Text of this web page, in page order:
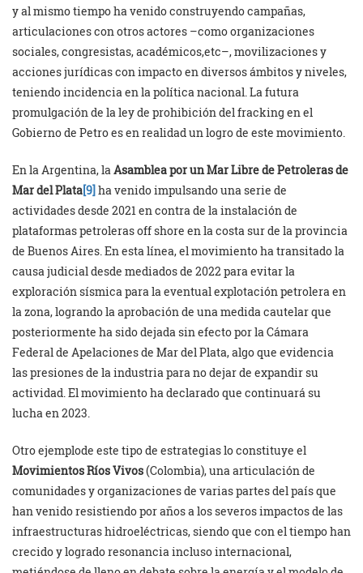
y al mismo tiempo ha venido construyendo campañas,
articulaciones con otros actores –como organizaciones
sociales, congresistas, académicos,etc–, movilizaciones y
acciones jurídicas con impacto en diversos ámbitos y niveles,
teniendo incidencia en la política nacional. La futura
promulgación de la ley de prohibición del fracking en el
Gobierno de Petro es en realidad un logro de este movimiento.
En la Argentina, laAsamblea por un Mar Libre de Petroleras de
Mar del Plata[9] ha venido impulsando una serie de
actividades desde 2021 en contra de la instalación de
plataformas petroleras off shore en la costa sur de la provincia
de Buenos Aires. En esta línea, el movimiento ha transitado la
causa judicial desde mediados de 2022 para evitar la
exploración sísmica para la eventual explotación petrolera en
la zona, logrando la aprobación de una medida cautelar que
posteriormente ha sido dejada sin efecto por la Cámara
Federal de Apelaciones de Mar del Plata, algo que evidencia
las presiones de la industria para no dejar de expandir su
actividad. El movimiento ha declarado que continuará su
lucha en 2023.
Otro ejemplode este tipo de estrategias lo constituye el
Movimientos Ríos Vivos(Colombia), una articulación de
comunidades y organizaciones de varias partes del país que
han venido resistiendo por años a los severos impactos de las
infraestructuras hidroeléctricas, siendo que con el tiempo han
crecido y logrado resonancia incluso internacional,